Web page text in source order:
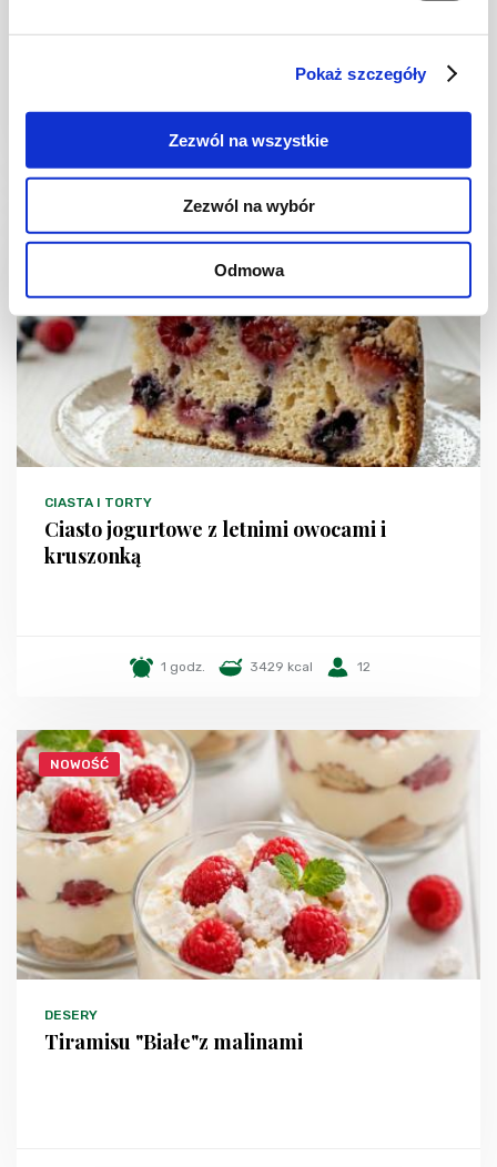
Pokaż szczegóły
Zezwól na wszystkie
Zezwól na wybór
Odmowa
frużeliną
4954 kcal
CIASTA I TORTY
Ciasto jogurtowe z letnimi owocami i
kruszonką
1 godz. 3429 kcal 12
NOWOŚĆ
DESERY
Tiramisu "Białe"z malinami